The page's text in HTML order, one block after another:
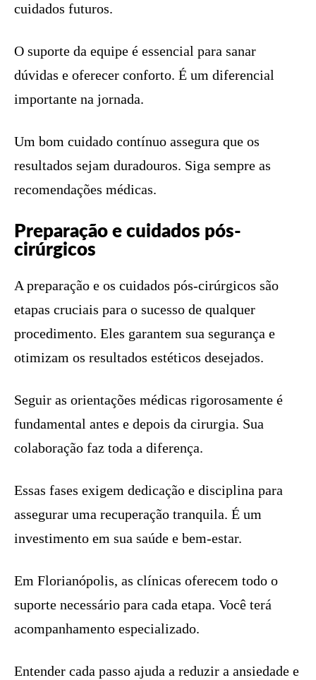
cuidados futuros.
O suporte da equipe é essencial para sanar
dúvidas e oferecer conforto. É um diferencial
importante na jornada.
Um bom cuidado contínuo assegura que os
resultados sejam duradouros. Siga sempre as
recomendações médicas.
Preparação e cuidados pós-
cirúrgicos
A preparação e os cuidados pós-cirúrgicos são
etapas cruciais para o sucesso de qualquer
procedimento. Eles garantem sua segurança e
otimizam os resultados estéticos desejados.
Seguir as orientações médicas rigorosamente é
fundamental antes e depois da cirurgia. Sua
colaboração faz toda a diferença.
Essas fases exigem dedicação e disciplina para
assegurar uma recuperação tranquila. É um
investimento em sua saúde e bem-estar.
Em Florianópolis, as clínicas oferecem todo o
suporte necessário para cada etapa. Você terá
acompanhamento especializado.
Entender cada passo ajuda a reduzir a ansiedade e